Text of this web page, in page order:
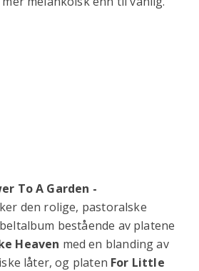
To A Garden -
den rolige, pastoralske
bestående av platene
Heaven med en blanding av
låter, og platen For Little